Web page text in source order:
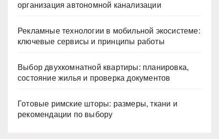
организация автономной канализации
Рекламные технологии в мобильной экосистеме:
ключевые сервисы и принципы работы
Выбор двухкомнатной квартиры: планировка,
состояние жилья и проверка документов
Готовые римские шторы: размеры, ткани и
рекомендации по выбору